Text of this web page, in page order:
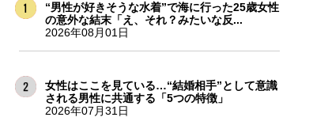
“男性が好きそうな水着”で海に行った25歳女性
の意外な結末「え、それ？みたいな反...
2026年08月01日
女性はここを見ている…“結婚相手”として意識
される男性に共通する「5つの特徴」
2026年07月31日